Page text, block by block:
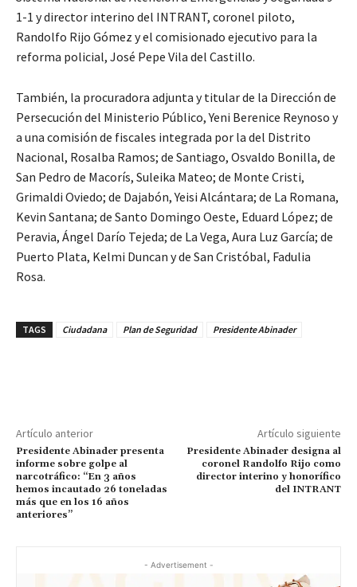
1-1 y director interino del INTRANT, coronel piloto,
Randolfo Rijo Gómez y el comisionado ejecutivo para la
reforma policial, José Pepe Vila del Castillo.
También, la procuradora adjunta y titular de la Dirección de
Persecución del Ministerio Público, Yeni Berenice Reynoso y
a una comisión de fiscales integrada por la del Distrito
Nacional, Rosalba Ramos; de Santiago, Osvaldo Bonilla, de
San Pedro de Macorís, Suleika Mateo; de Monte Cristi,
Grimaldi Oviedo; de Dajabón, Yeisi Alcántara; de La Romana,
Kevin Santana; de Santo Domingo Oeste, Eduard López; de
Peravia, Ángel Darío Tejeda; de La Vega, Aura Luz García; de
Puerto Plata, Kelmi Duncan y de San Cristóbal, Fadulia
Rosa.
TAGS Ciudadana Plan de Seguridad Presidente Abinader
Artículo anterior
Presidente Abinader presenta
informe sobre golpe al
narcotráfico: “En 3 años
hemos incautado 26 toneladas
más que en los 16 años
anteriores”
Artículo siguiente
Presidente Abinader designa al
coronel Randolfo Rijo como
director interino y honorífico
del INTRANT
- Advertisement -